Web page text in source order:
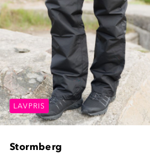
LAVPRIS
LAVPRIS
Stormberg